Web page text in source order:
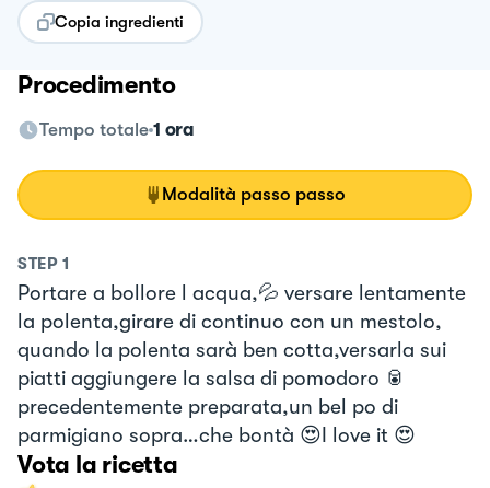
Copia ingredienti
Procedimento
Tempo totale 1 ora
Modalità passo passo
STEP 1
Portare a bollore l acqua,💦 versare lentamente
la polenta,girare di continuo con un mestolo,
quando la polenta sarà ben cotta,versarla sui
piatti aggiungere la salsa di pomodoro 🥫
precedentemente preparata,un bel po di
parmigiano sopra…che bontà 😍I love it 😍
Vota la ricetta